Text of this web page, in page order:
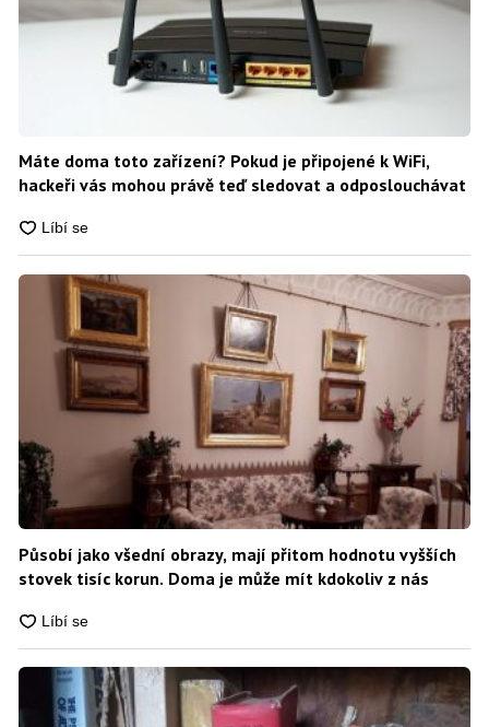
Máte doma toto zařízení? Pokud je připojené k WiFi,
hackeři vás mohou právě teď sledovat a odposlouchávat
Působí jako všední obrazy, mají přitom hodnotu vyšších
stovek tisíc korun. Doma je může mít kdokoliv z nás